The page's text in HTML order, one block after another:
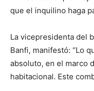
que el inquilino haga
La vicepresidenta del
Banfi, manifestó: “Lo
absoluto, en el marco
habitacional. Este